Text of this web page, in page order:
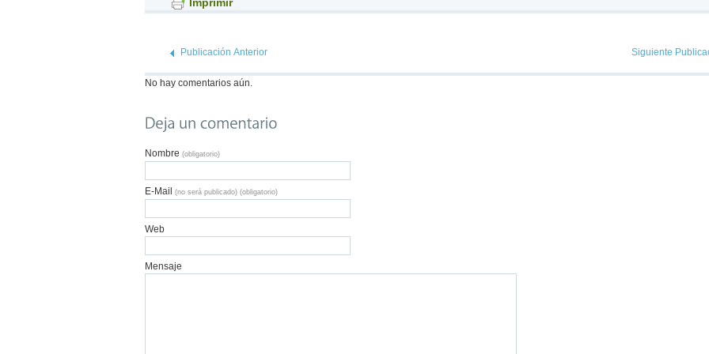
Publicación Anterior Siguiente
No hay comentarios aún.
Nombre (obligatorio)
E-Mail (no será publicado) (obligatorio)
Web
Mensaje